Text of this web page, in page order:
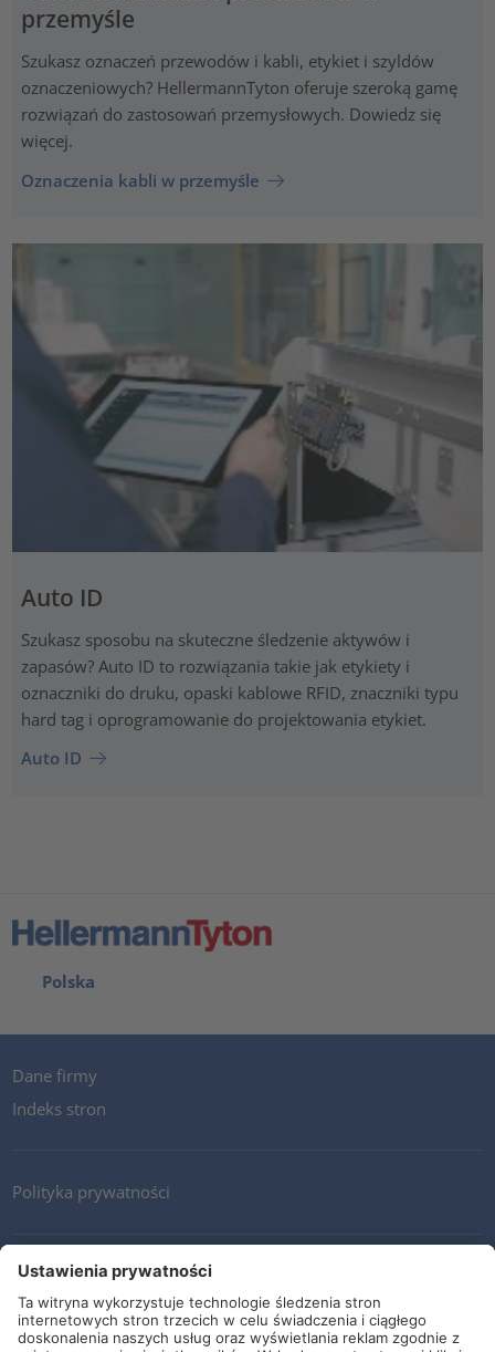
przemyśle
Szukasz oznaczeń przewodów i kabli, etykiet i szyldów
oznaczeniowych? HellermannTyton oferuje szeroką gamę
rozwiązań do zastosowań przemysłowych. Dowiedz się
więcej.
Oznaczenia kabli w przemyśle
Auto ID
Szukasz sposobu na skuteczne śledzenie aktywów i
zapasów? Auto ID to rozwiązania takie jak etykiety i
oznaczniki do druku, opaski kablowe RFID, znaczniki typu
hard tag i oprogramowanie do projektowania etykiet.
Auto ID
Polska
Dane firmy
Indeks stron
Polityka prywatności
Kontakt